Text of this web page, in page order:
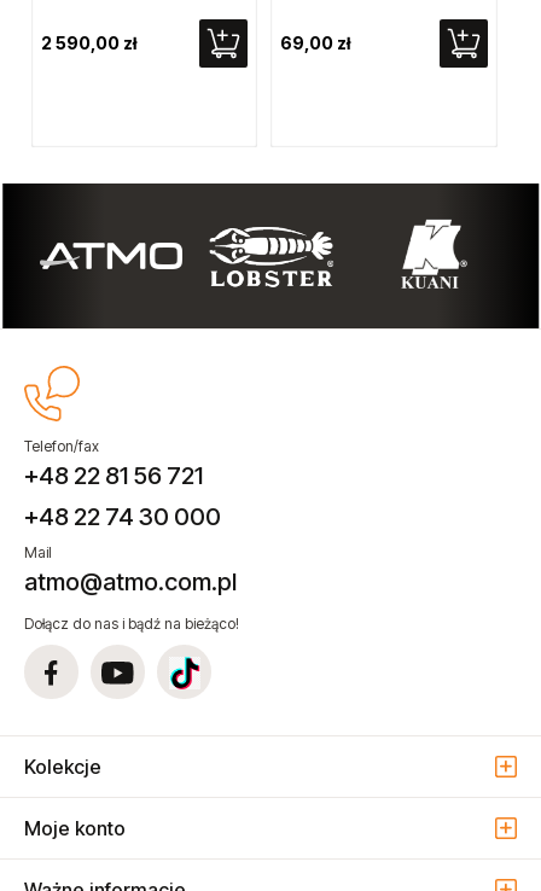
2 590,00 zł 69,00 zł
Telefon/fax
+48 22 81 56 721
+48 22 74 30 000
Mail
atmo@atmo.com.pl
Dołącz do nas i bądź na bieżąco!
Kolekcje
Moje konto